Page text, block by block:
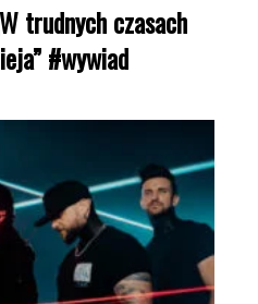
trudnych czasach
#wywiad